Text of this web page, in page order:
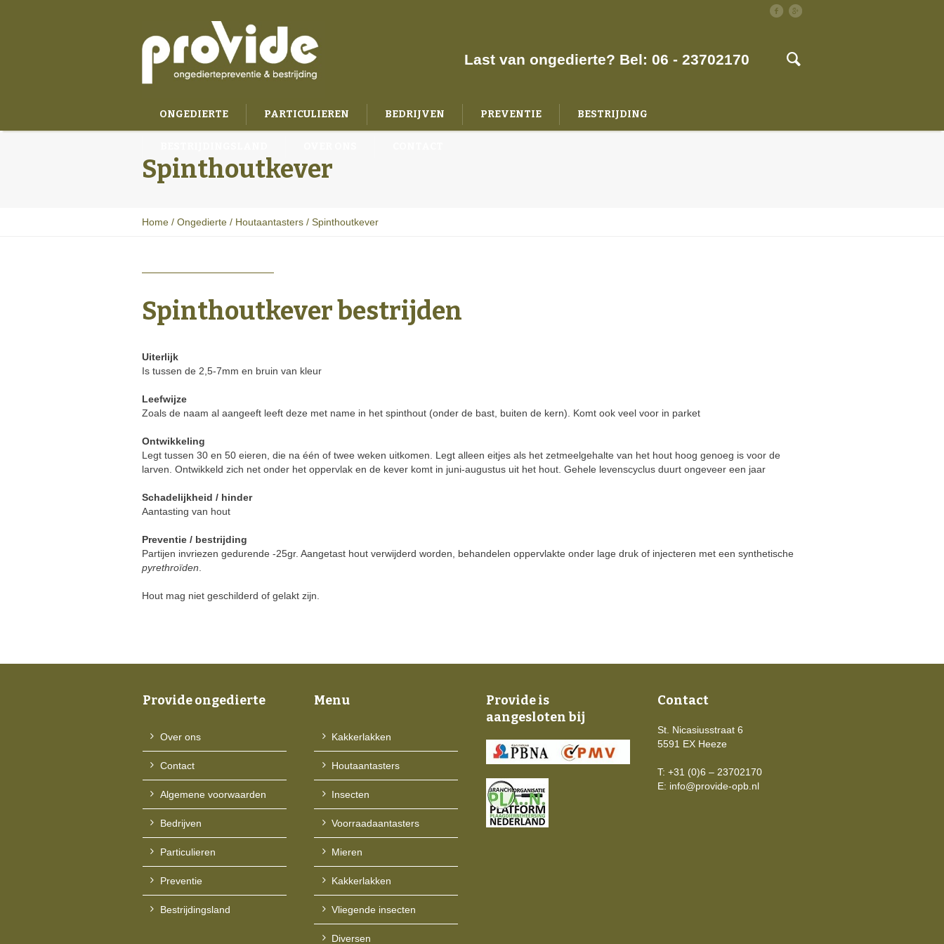
Last van ongedierte? Bel: 06 - 23702170
ONGEDIERTE PARTICULIEREN BEDRIJVEN PREVENTIE BESTRIJDING
Spinthoutkever
Home / Ongedierte / Houtaantasters / Spinthoutkever
Spinthoutkever bestrijden
Uiterlijk
Is tussen de 2,5-7mm en bruin van kleur
Leefwijze
Zoals de naam al aangeeft leeft deze met name in het spinthout (onder de bast, buiten de kern). Komt ook veel voor in parket
Ontwikkeling
Legt tussen 30 en 50 eieren, die na één of twee weken uitkomen. Legt alleen eitjes als het zetmeelgehalte van het hout hoog genoeg is voor de
larven. Ontwikkeld zich net onder het oppervlak en de kever komt in juni-augustus uit het hout. Gehele levenscyclus duurt ongeveer een jaar
Schadelijkheid / hinder
Aantasting van hout
Preventie / bestrijding
Partijen invriezen gedurende -25gr. Aangetast hout verwijderd worden, behandelen oppervlakte onder lage druk of injecteren met een synthetische
pyrethroïden
Hout mag niet geschilderd of gelakt zijn.
Provide ongedierte
Over ons
Contact
Algemene voorwaarden
Bedrijven
Particulieren
Preventie
Bestrijdingsland
Menu
Kakkerlakken
Houtaantasters
Insecten
Voorraadaantasters
Mieren
Kakkerlakken
Vliegende insecten
Diversen
Provide is
aangesloten bij
Contact
St. Nicasiusstraat 6
5591 EX Heeze
T: +31 (0)6 – 23702170
E: info@provide-opb.nl